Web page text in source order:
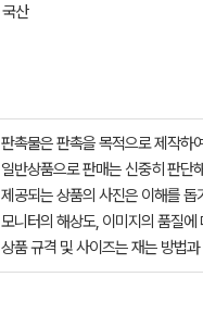
국산
판촉물은 판촉을 목적으로 제작하
일반상품으로 판매는 신중히 판단
제공되는 상품의 사진은 이해를
모니터의 해상도, 이미지의 품질
상품 규격 및 사이즈는 재는 방법